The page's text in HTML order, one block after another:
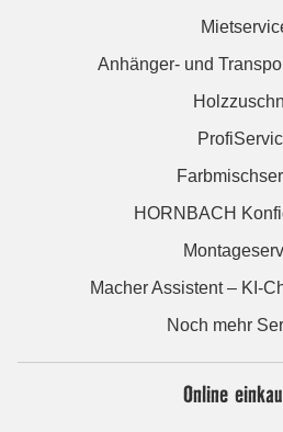
Anhänger- und
HORNBACH
Macher Assistent – KI-
Noch mehr
Online